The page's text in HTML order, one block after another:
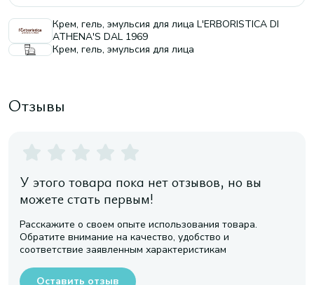
Крем, гель, эмульсия для лица L'ERBORISTICA DI
ATHENA'S DAL 1969
Крем, гель, эмульсия для лица
Отзывы
У этого товара пока нет отзывов, но вы
можете стать первым!
Расскажите о своем опыте использования товара.
Обратите внимание на качество, удобство и
соответствие заявленным характеристикам
Оставить отзыв